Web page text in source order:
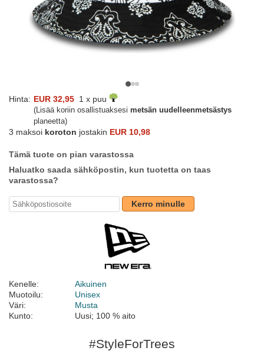
Hinta: EUR 32,95 1 x puu
(Lisää koriin osallistuaksesi metsän uudelleenmetsästys
planeetta)
3 maksoi koroton jostakin EUR 10,98
Tämä tuote on pian varastossa
Haluatko saada sähköpostin, kun tuotetta on taas
varastossa?
Kerro minulle
Kenelle:
Aikuinen
Muotoilu:
Unisex
Väri:
Musta
Kunto:
Uusi; 100 % aito
#StyleForTrees